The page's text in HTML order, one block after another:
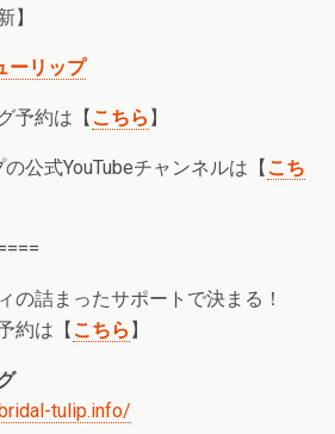
】
ーリップ
予約は【こちら 】
公式YouTubeチャンネルは【こち
の詰まったサポートで決まる！
約は【こちら 】
tulip.info/